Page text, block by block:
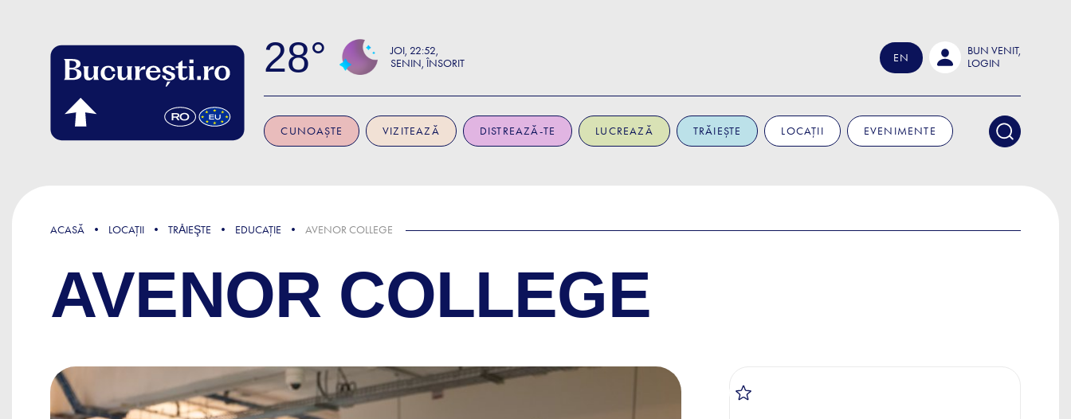
28 JOI 22:52
SENIN, ÎNSORIT
EN
BUN VENIT,
LOGIN
CUNOAȘTE VIZITEAZĂ DISTREAZĂ-TE LUCREAZĂ TRĂIEȘTE LOCAȚII EVENIMENTE
ACASĂ LOCAȚII TRǍIEŞTE EDUCAȚIE AVENOR COLLEGE
AVENOR COLLEGE